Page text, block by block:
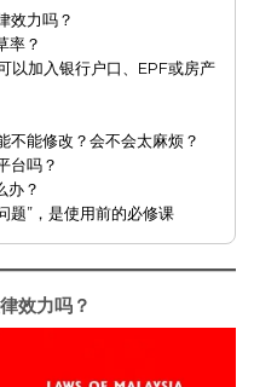
效力吗？
率？
以加入银行户口、EPF或房产
不能修改？会不会太麻烦？
台吗？
办？
题”，是使用前的必修课
效力吗？